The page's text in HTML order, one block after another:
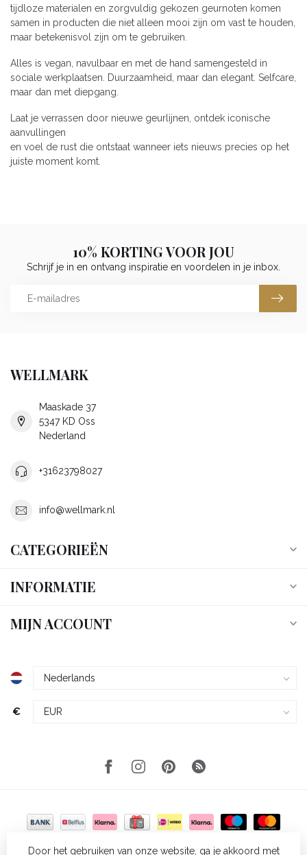
tijdloze materialen en zorgvuldig gekozen geurnoten komen
samen in producten die niet alleen mooi zijn om vast te houden,
maar betekenisvol zijn om te gebruiken.
Alles is vegan, navulbaar en met de hand samengesteld in
sociale werkplaatsen. Duurzaamheid, maar dan elegant. Selfcare,
maar dan met diepgang.
Laat je verrassen door nieuwe geurlijnen, ontdek iconische
aanvullingen
en voel de rust die ontstaat wanneer iets nieuws precies op het
juiste moment komt.
10% KORTING VOOR JOU
Schrijf je in en ontvang inspiratie en voordelen in je inbox.
WELLMARK
Maaskade 37
5347 KD Oss
Nederland
+31623798027
info@wellmark.nl
CATEGORIEËN
INFORMATIE
MIJN ACCOUNT
€
Door het gebruiken van onze website, ga je akkoord met